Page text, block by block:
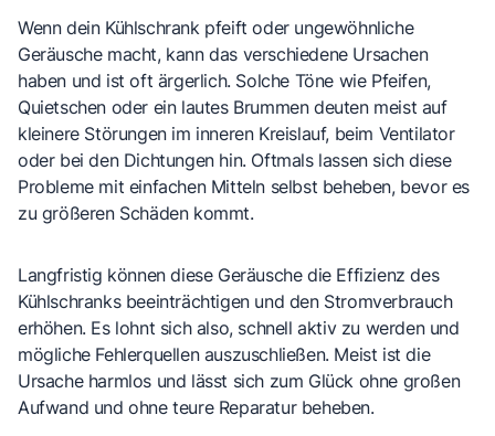
Wenn dein Kühlschrank pfeift oder ungewöhnliche
Geräusche macht, kann das verschiedene Ursachen
haben und ist oft ärgerlich. Solche Töne wie Pfeifen,
Quietschen oder ein lautes Brummen deuten meist auf
kleinere Störungen im inneren Kreislauf, beim Ventilator
oder bei den Dichtungen hin. Oftmals lassen sich diese
Probleme mit einfachen Mitteln selbst beheben, bevor es
zu größeren Schäden kommt.
Langfristig können diese Geräusche die Effizienz des
Kühlschranks beeinträchtigen und den Stromverbrauch
erhöhen. Es lohnt sich also, schnell aktiv zu werden und
mögliche Fehlerquellen auszuschließen. Meist ist die
Ursache harmlos und lässt sich zum Glück ohne großen
Aufwand und ohne teure Reparatur beheben.